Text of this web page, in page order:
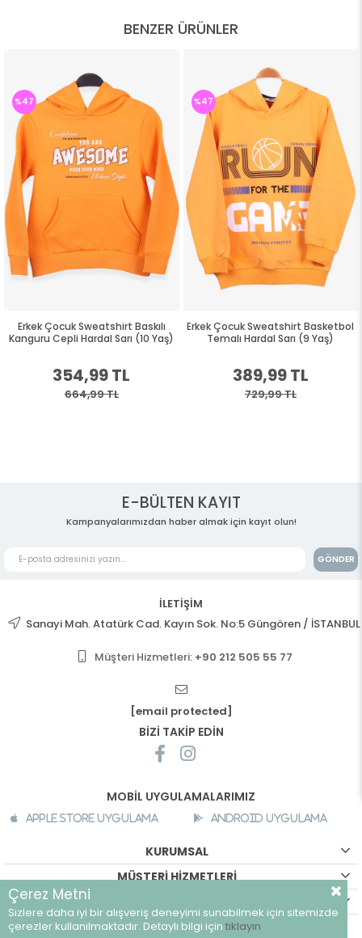
BENZER ÜRÜNLER
Erkek Çocuk Sweatshirt Baskılı
Kanguru Cepli Hardal Sarı (10 Yaş)
354,99 TL
664,99 TL
%47
Erkek Çocuk Sweatshirt Basketbol
Temalı Hardal Sarı (9 Yaş)
389,99 TL
729,99 TL
%47
E-BÜLTEN KAYIT
Kampanyalarımızdan haber almak için kayıt olun!
GÖNDER
İLETİŞİM
Sanayi Mah. Atatürk Cad. Kayın Sok. No:5 Güngören / İSTANBUL
Müşteri Hizmetleri: +90 212 505 55 77
[email protected]
BİZİ TAKİP EDİN
MOBİL UYGULAMALARIMIZ
Apple Store Uygulama Android Uygulama
KURUMSAL
MÜŞTERİ HİZMETLERİ
©breeze.com.tr - Tüm hakları saklıdır.
Çerez Metni
Sizlere daha iyi bir alışveriş deneyimi sunabilmek için sitemizde
çerezler kullanılmaktadır. Detaylı bilgi için tıklayın